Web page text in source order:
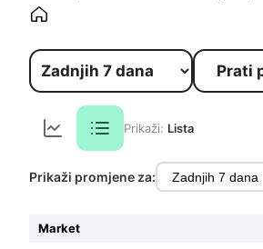
Prati
Prikaži: Lista
Prikaži promjene za:
Market